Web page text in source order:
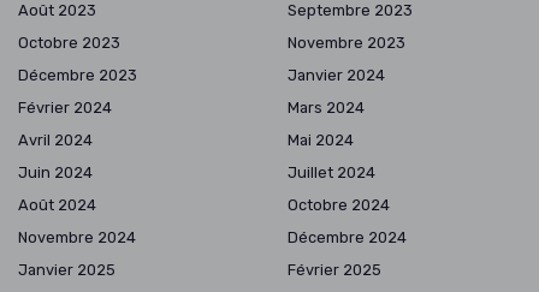
Août 2023
Septembre 2023
Octobre 2023
Novembre 2023
Décembre 2023
Janvier 2024
Février 2024
Mars 2024
Avril 2024
Mai 2024
Juin 2024
Juillet 2024
Août 2024
Octobre 2024
Novembre 2024
Décembre 2024
Janvier 2025
Février 2025